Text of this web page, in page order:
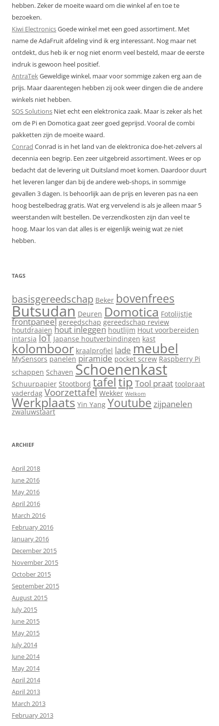
hebben. Zeker de moeite waard om die winkel af en toe te
bezoeken.
Kiwi ElectronicsGoede winkel met een goed assortiment. Met
name de AdaFruit afdeling vind ik erg interessant. Nog maar net
ontdekt, dus heb ik er nog niet enorm veel besteld, maar de eerste
indruk is gewoon heel positief.
AntraTekGeweldige winkel, maar voor sommige zaken erg aan de
prijs. Maar daarentegen hebben zij ook weer dingen die de andere
winkels niet hebben.
SOS Solutions Niet echt een elektronica zaak. Maar is zeker als het
om de Pi en Domotica gaat zeer goed geprijsd. Vooral de combi
pakketten zijn de moeite waard.
Conrad Conrad is in het land van de elektronica doe-het-zelvers al
decennia een begrip. Een zeer uitgebreid assortiment. Wees er op
bedacht dat de levering uit Duitsland moet komen. Daardoor duurt
het leveren langer dan bij de andere web-shops, in sommige
gevallen 3 dagen. Is behoorlijk aan de prijs en leveren pas na een
hoog bestelbedrag gratis. Wat erg vervelend is als je alleen maar 5
weerstanden wilt bestellen. De verzendkosten zijn dan veel te
hoog. Maar los van dat alles is er eigenlijk weinig wat ze niet
hebben.
TAGS
basisgereedschap Beker bovenfrees
Butsudan Deuren Domotica Fotolijstje
frontpaneel gereedschap gereedschap review
houtdraaien hout inleggen houtlijm Hout voorbereiden
intarsia IoT Japanse houtverbindingen kast
kolomboor kraalprofiel lade meubel
MySensors panelen piramide pocket screw Raspberry Pi
schappen Schaven Schoenenkast
Schuurpapier Stootbord tafeltipTool praat toolpraat
vaderdag Voorzettafel Wekker Welkom
Werkplaats Yin Yang Youtube zijpanelen
zwaluwstaart
ARCHIEF
April 2018
June 2016
May 2016
April 2016
March 2016
February 2016
January 2016
December 2015
November 2015
October 2015
September 2015
August 2015
July 2015
June 2015
May 2015
July 2014
June 2014
May 2014
April 2014
April 2013
March 2013
February 2013